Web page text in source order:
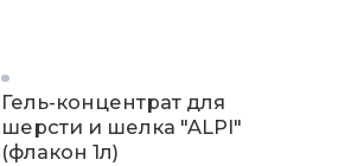
Гель-концентрат для
шерсти и шелка "ALPI"
(флакон 1л)